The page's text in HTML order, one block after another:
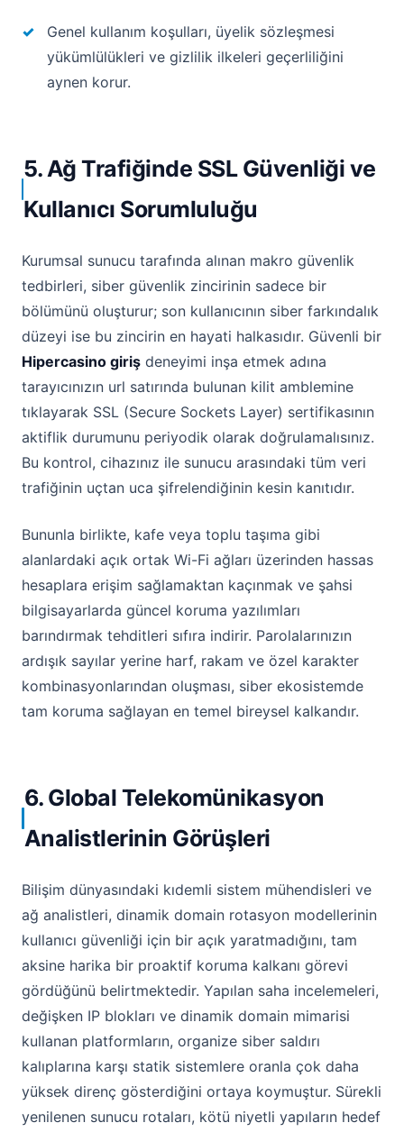
Genel kullanım koşulları, üyelik sözleşmesi
yükümlülükleri ve gizlilik ilkeleri geçerliliğini
aynen korur.
5. Ağ Trafiğinde SSL Güvenliği ve
Kullanıcı Sorumluluğu
Kurumsal sunucu tarafında alınan makro güvenlik
tedbirleri, siber güvenlik zincirinin sadece bir
bölümünü oluşturur; son kullanıcının siber farkındalık
düzeyi ise bu zincirin en hayati halkasıdır. Güvenli bir
Hipercasino giriş deneyimi inşa etmek adına
tarayıcınızın url satırında bulunan kilit amblemine
tıklayarak SSL (Secure Sockets Layer) sertifikasının
aktiflik durumunu periyodik olarak doğrulamalısınız.
Bu kontrol, cihazınız ile sunucu arasındaki tüm veri
trafiğinin uçtan uca şifrelendiğinin kesin kanıtıdır.
Bununla birlikte, kafe veya toplu taşıma gibi
alanlardaki açık ortak Wi-Fi ağları üzerinden hassas
hesaplara erişim sağlamaktan kaçınmak ve şahsi
bilgisayarlarda güncel koruma yazılımları
barındırmak tehditleri sıfıra indirir. Parolalarınızın
ardışık sayılar yerine harf, rakam ve özel karakter
kombinasyonlarından oluşması, siber ekosistemde
tam koruma sağlayan en temel bireysel kalkandır.
6. Global Telekomünikasyon
Analistlerinin Görüşleri
Bilişim dünyasındaki kıdemli sistem mühendisleri ve
ağ analistleri, dinamik domain rotasyon modellerinin
kullanıcı güvenliği için bir açık yaratmadığını, tam
aksine harika bir proaktif koruma kalkanı görevi
gördüğünü belirtmektedir. Yapılan saha incelemeleri,
değişken IP blokları ve dinamik domain mimarisi
kullanan platformların, organize siber saldırı
kalıplarına karşı statik sistemlere oranla çok daha
yüksek direnç gösterdiğini ortaya koymuştur. Sürekli
yenilenen sunucu rotaları, kötü niyetli yapıların hedef